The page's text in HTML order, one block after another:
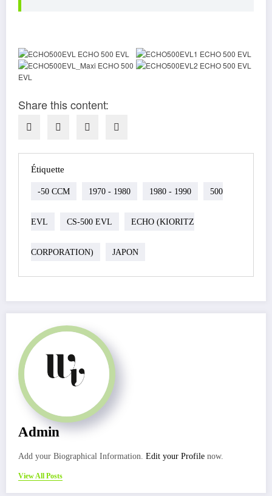
Share this content:
Étiquette
-50 CCM 1970 - 1980 1980 - 1990 500
EVL CS-500 EVL ECHO (KIORITZ
CORPORATION) JAPON
Admin
Add your Biographical Information. Edit your Profile now.
View All Posts